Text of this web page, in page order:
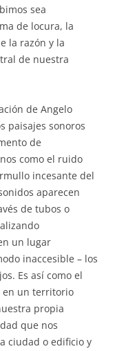
sea
de locura, la
la razón y la
de nuestra
de Angelo
paisajes sonoros
de
como el ruido
incesante del
aparecen
de tubos o
un lugar
inaccesible – los
Es así como el
en un territorio
propia
que nos
ciudad o edificio y